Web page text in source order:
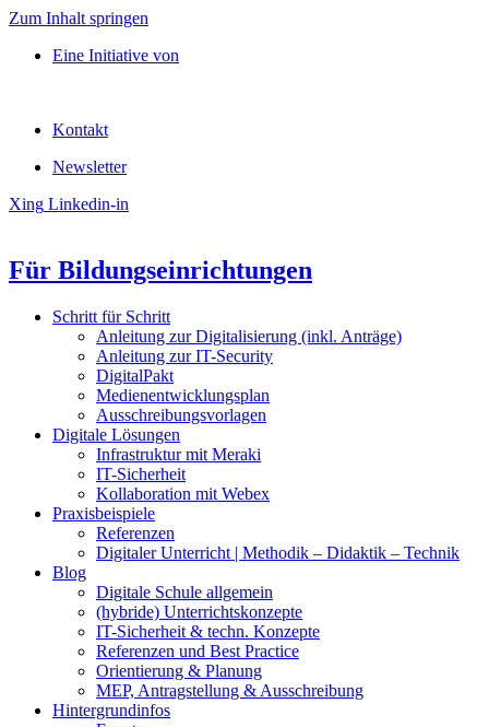
Zum Inhalt springen
Eine Initiative von
Kontakt
Newsletter
Xing Linkedin-in
Für Bildungseinrichtungen
Schritt für Schritt
Anleitung zur Digitalisierung (inkl. Anträge)
Anleitung zur IT-Security
DigitalPakt
Medienentwicklungsplan
Ausschreibungsvorlagen
Digitale Lösungen
Infrastruktur mit Meraki
IT-Sicherheit
Kollaboration mit Webex
Praxisbeispiele
Referenzen
Digitaler Unterricht | Methodik – Didaktik – Technik
Blog
Digitale Schule allgemein
(hybride) Unterrichtskonzepte
IT-Sicherheit & techn. Konzepte
Referenzen und Best Practice
Orientierung & Planung
MEP, Antragstellung & Ausschreibung
Hintergrundinfos